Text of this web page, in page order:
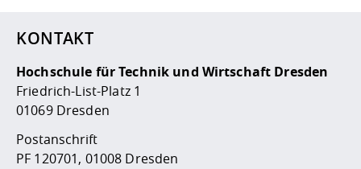
KONTAKT
Hochschule für Technik und Wirtschaft Dresden
Friedrich-List-Platz 1
01069 Dresden
Postanschrift
PF 120701, 01008 Dresden